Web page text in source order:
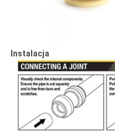
Instalacja